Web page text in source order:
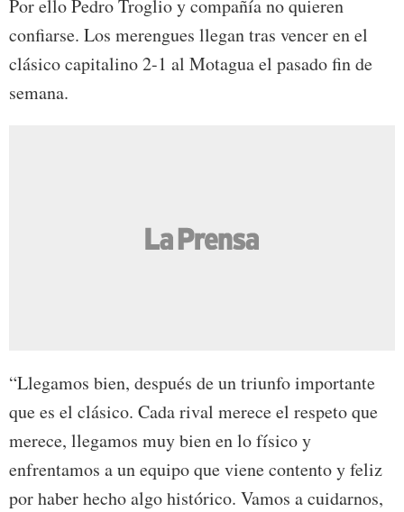
Por ello Pedro Troglio y compañía no quieren
confiarse. Los merengues llegan tras vencer en el
clásico capitalino 2-1 al Motagua el pasado fin de
semana.
“Llegamos bien, después de un triunfo importante
que es el clásico. Cada rival merece el respeto que
merece, llegamos muy bien en lo físico y
enfrentamos a un equipo que viene contento y feliz
por haber hecho algo histórico. Vamos a cuidarnos,